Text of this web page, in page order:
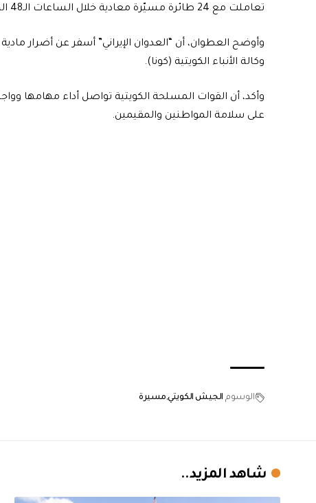
تعاملت مع 24 طائرة مسيّرة معادية خلال الساعات الـ48 الماضية.
وأوضح العطوان، أن “العدوان الإيراني” أسفر عن أضرار
وكالة الأنباء الكويتية (كونا).
وأكد، أن القوات المسلحة الكويتية تواصل أداء مهامها
على سلامة المواطنين والمقيمين.
الوسوم الجيش الكويتي مسيرة
شاهد المزيد..